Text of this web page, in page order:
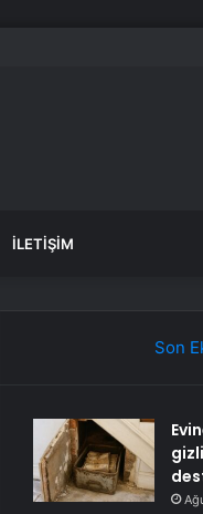
Cumhurbaşkanı’na 10
İLETIŞIM
Son